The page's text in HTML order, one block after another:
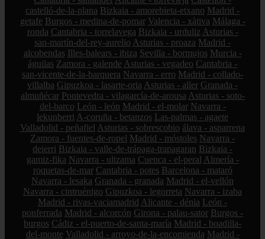
castelló-de-la-plana Bizkaia - amorebieta-etxano Madrid -
getafe Burgos - medina-de-pomar Valencia - xàtiva Málaga -
ronda Cantabria - torrelavega Bizkaia - urduliz Asturias -
san-martín-del-rey-aurelio Asturias - proaza Madrid -
alcobendas Illes-balears - ibiza Sevilla - bormujos Murcia -
águilas Zamora - galende Asturias - vegadeo Cantabria -
san-vicente-de-la-barquera Navarra - erro Madrid - collado-
villalba Gipuzkoa - lasarte-oria Asturias - aller Granada -
almuñécar Pontevedra - vilagarcía-de-arousa Asturias - soto-
del-barco León - león Madrid - el-molar Navarra -
lekunberri A-coruña - betanzos Las-palmas - agaete
Valladolid - peñafiel Asturias - sobrescobio álava - asparrena
Zamora - fuentes-de-ropel Madrid - móstoles Navarra -
deierri Bizkaia - valle-de-trápaga-trapagaran Bizkaia -
gamiz-fika Navarra - ultzama Cuenca - el-peral Almería -
roquetas-de-mar Cantabria - potes Barcelona - mataró
Navarra - lesaka Granada - granada Madrid - el-vellón
Navarra - cintruénigo Gipuzkoa - legorreta Navarra - izaba
Madrid - rivas-vaciamadrid Alicante - dénia León -
ponferrada Madrid - alcorcón Girona - palau-sator Burgos -
burgos Cádiz - el-puerto-de-santa-maría Madrid - boadilla-
del-monte Valladolid - arroyo-de-la-encomienda Madrid -